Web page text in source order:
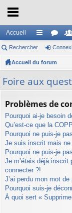
Accueil
ac
co
s
or
u
e
br
Rechercher
Accueil du forum
Foire aux
Problèmes de
Pourquoi ai-je besoin
Qu’est-ce que la
Pourquoi ne puis-je
Je suis inscrit mais
Pourquoi ne puis-je
Je m’étais déjà
connecter ?!
J’ai perdu mon mot de
Pourquoi suis-je
À quoi sert «